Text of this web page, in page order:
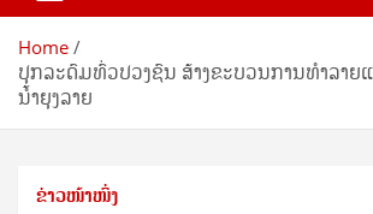
Home
ປຸກລະດົມທົ່ວປວງຊົນ ສ້າງຂະບວນການທຳລາ
ນໍ້າຍຸງລາຍ
ຂ່າວໜ້າໜຶ່ງ